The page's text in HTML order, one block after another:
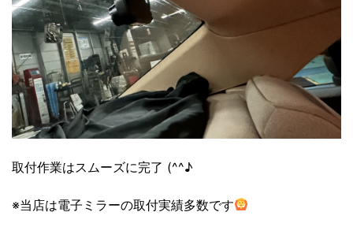
取付作業はスムーズに完了 (^^♪
※当店は電子ミラーの取付実績多数です